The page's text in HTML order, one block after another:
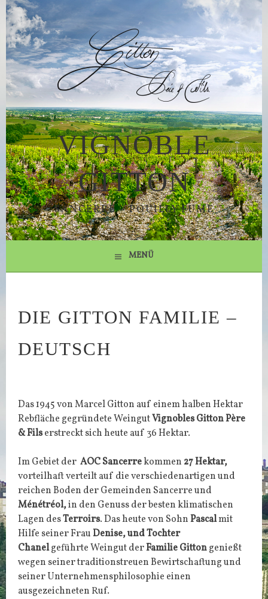
Springe
zum
Inhalt
VIGNOBLE
GITTON
SANCERRE – POUILLY FUMÉ
MENÜ
DIE GITTON FAMILIE –
DEUTSCH
Das 1945 von Marcel Gitton auf einem halben Hektar
Rebfläche gegründete WeingutVignobles Gitton Père
& Filserstreckt sich heute auf 36 Hektar.
Im Gebiet derAOC Sancerrekommen 27 Hektar,
vorteilhaft verteilt auf die verschiedenartigen und
reichen Boden der Gemeinden Sancerre und
Ménétréol,in den Genuss der besten klimatischen
Lagen desTerroirs. Das heute von SohnPascalmit
Hilfe seiner FrauDenise, und Tochter
Chanelgeführte Weingut derFamilie Gittongenießt
wegen seiner traditionstreuen Bewirtschaftung und
seiner Unternehmensphilosophie einen
ausgezeichneten Ruf.